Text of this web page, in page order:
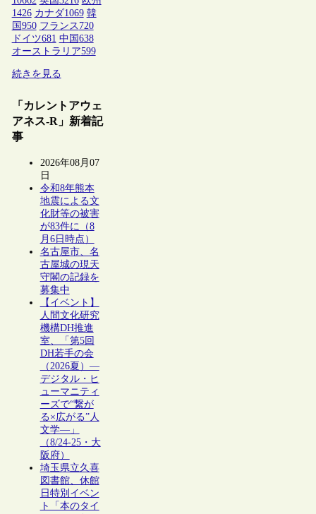
1426 カナダ1069 韓
国 950 フランス 720
ドイツ681 中国 638
オーストラリア599
続きを見る
「カレントアウェ
アネス-R」新着記
事
2026年08月07
日
令和8年熊本
地震による文
化財等の被害
が83件に（8
月6日時点）
名古屋市、名
古屋城の現天
守閣の記録を
募集中
【イベント】
人間文化研究
機構DH推進
室、「第5回
DH若手の会
（2026夏）―
デジタル・ヒ
ューマニティ
ーズで“繋が
る×広がる”人
文学―」
（8/24-25・大
阪府）
埼玉県立久喜
図書館、休館
日特別イベン
ト「本のタイ